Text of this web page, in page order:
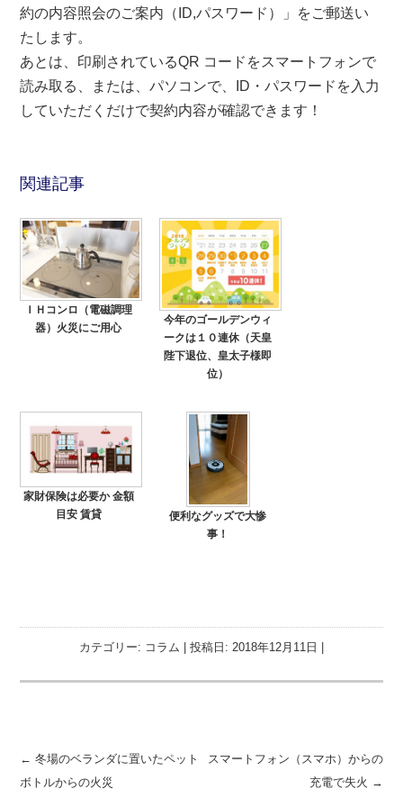
約の内容照会のご案内（ID,パスワード）」をご郵送い
たします。
あとは、印刷されているQR コードをスマートフォンで
読み取る、または、パソコンで、ID・パスワードを入力
していただくだけで契約内容が確認できます！
関連記事
ＩＨコンロ（電磁調理
器）火災にご用心
今年のゴールデンウィ
ークは１０連休（天皇
陛下退位、皇太子様即
位）
家財保険は必要か 金額
目安 賃貸
便利なグッズで大惨
事！
カテゴリー: コラム | 投稿日: 2018年12月11日
投稿ナビゲーション
← 冬場のベランダに置いたペット
ボトルからの火災
スマートフォン（スマホ）からの
充電で失火 →